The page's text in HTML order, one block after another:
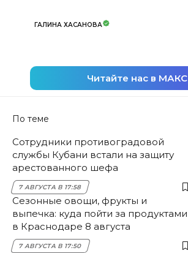
ГАЛИНА ХАСАНОВА
Читайте нас в МАКС
По теме
Сотрудники противоградовой
службы Кубани встали на защиту
арестованного шефа
7 АВГУСТА В 17:58
Сезонные овощи, фрукты и
выпечка: куда пойти за продуктами
в Краснодаре 8 августа
7 АВГУСТА В 17:50